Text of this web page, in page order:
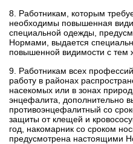
8. Работникам, которым
необходимы повышенная
специальной одежды,
Нормами, выдается
повышенной видимости с тем
9. Работникам всех
работу в районах
насекомых или в зонах
энцефалита, дополнительно
противоэнцефалитный со
защиты от клещей и
год, накомарник со сроком
предусмотрена настоящими